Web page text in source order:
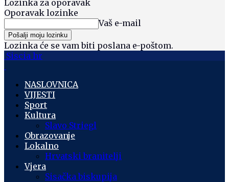
Lozinka za oporavak
Oporavak lozinke
Vaš e-mail
Lozinka će se vam biti poslana e-poštom.
Siscia hr
NASLOVNICA
VIJESTI
Sport
Kultura
Slavo Striegl
Obrazovanje
Lokalno
Hrvatski branitelji
Vjera
Sisačka biskupija